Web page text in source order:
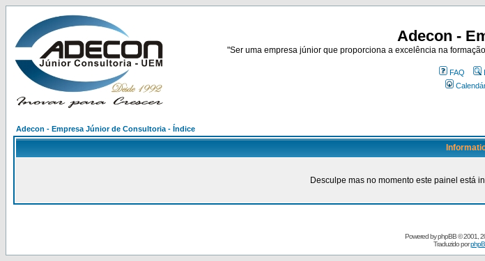
Adecon -
"Ser uma empresa júnior que proporciona a excelência na
FAQ
Adecon - Empresa Júnior de Consultoria - Índice
Desculpe mas no momento este painel está
Powered byphpBB© 2001,
Traduzido por